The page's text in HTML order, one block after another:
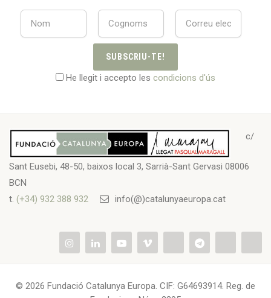
SUBSCRIU-TE!
He llegit i accepto les condicions d'ús
c/
Sant Eusebi, 48-50, baixos local 3, Sarrià-Sant Gervasi 08006
BCN
t. (+34) 932 388 932 info(@)catalunyaeuropa.cat
© 2026 Fundació Catalunya Europa. CIF: G64693914. Reg. de